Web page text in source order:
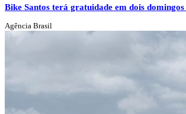
Bike Santos terá gratuidade em dois domingos
Agência Brasil